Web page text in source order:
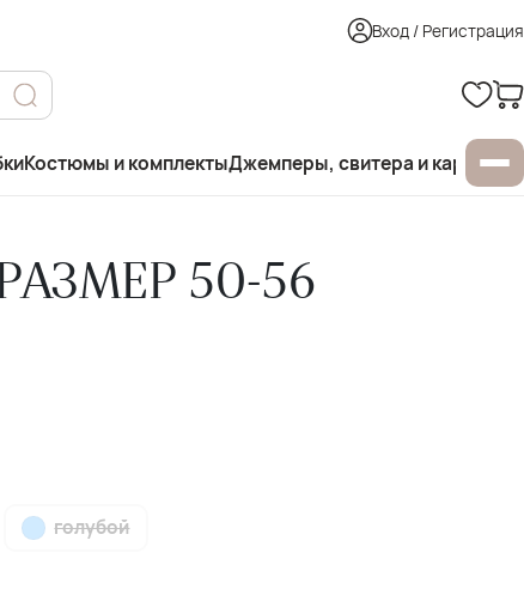
Вход / Регистрация
Костюмы и комплектыДжемперы, свитера и
50-56
голубой